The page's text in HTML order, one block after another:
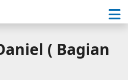
( Bagian